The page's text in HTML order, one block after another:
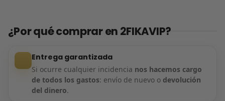
¿Por qué comprar en 2FIKAVIP?
Entrega garantizada
Si ocurre cualquier incidencia nos hacemos cargo
de todos los gastos: envío de nuevo o devolución
del dinero.